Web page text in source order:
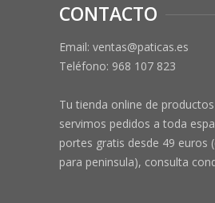
CONTACTO
Email: ventas@paticas.es
Teléfono: 968 107 823
Tu tienda online de
servimos pedidos a toda
portes gratis desde 49 euros
para peninsula), consulta